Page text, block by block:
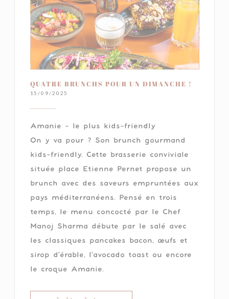
QUATRE BRUNCHS POUR UN DIMANCHE !
15/09/2025
Amanie - le plus kids-friendly
On y va pour ? Son brunch gourmand
kids-friendly. Cette brasserie conviviale
située place Etienne Pernet propose un
brunch avec des saveurs empruntées aux
pays méditerranéens. Pensé en trois
temps, le menu concocté par le Chef
Manoj Sharma débute par le salé avec
les classiques pancakes bacon, œufs et
sirop d’érable, l’avocado toast ou encore
le croque Amanie.